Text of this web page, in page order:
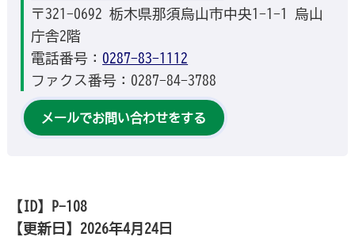
〒321-0692 栃木県那須烏山市中央1-1-1 烏山
庁舎2階
電話番号： 0287-83-1112
ファクス番号：0287-84-3788
メールでお問い合わせをする
【ID】
P-108
【更新日】 2026年4月24日